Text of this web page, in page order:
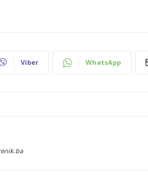
Viber WhatsApp